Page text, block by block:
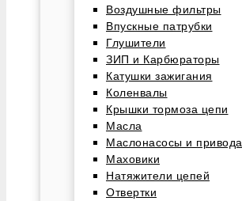
Воздушные фильтры
Впускные патрубки
Глушители
ЗИП и Карбюраторы
Катушки зажигания
Коленвалы
Крышки тормоза цепи
Масла
Маслонасосы и привода
Маховики
Натяжители цепей
Отвертки